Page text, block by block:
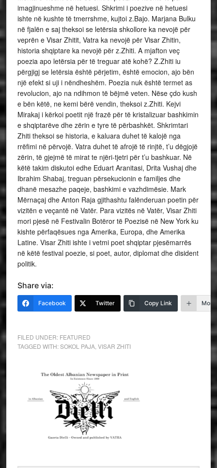
imagjinueshme në hetuesi. Shkrimi i poezive në hetuesi
ishte në kushte të tmerrshme, kujtoi z.Bajo. Marjana Bulku
në fjalën e saj theksoi se letërsia shkollore ka nevojë për
veprën e Visar Zhitit, Vatra ka nevojë për Visar Zhitin,
historia shqiptare ka nevojë për z.Zhiti. A mjafton veç
poezia apo letërsia për të treguar atë kohë? Z.Zhiti iu
përgjigj se letërsia është përjetim, është emocion, ajo bën
një efekt si uji i nëndheshëm. Poezia nuk është termet as
revolucion, ajo na ndihmon të bëjmë veten. Nëse çdo kush
e bën këtë, ne kemi bërë vendin, theksoi z.Zhiti. Kejvi
Mirakaj i kërkoi poetit një frazë për të kristalizuar bashkimin
e shqiptarëve dhe zërin e tyre të përbashkët. Shkrimtari
Zhiti theksoi se historia, e kaluara duhet të kalojë nga
rrëfimi në përvojë. Vatra duhet të afrojë të rinjtë, t’u dëgjojë
zërin, të gjejmë të mirat te njëri-tjetri për t’u bashkuar. Në
këtë takim diskutoi edhe Eduart Aranitasi, Drita Vushaj dhe
Ibrahim Shabaj, treguan përsekucionin e familjes dhe
dhanë mesazhe paqeje, bashkimi e vazhdimësie. Mark
Mërnaçaj dhe Anton Raja gjithashtu falënderuan poetin për
vizitën e veçantë në Vatër. Para vizitës në Vatër, Visar Zhiti
mori pjesë në Festivalin Botëror të Poezisë në New York ku
kishte përfaqësues nga Amerika, Europa, dhe Amerika
Latine. Visar Zhiti ishte i vetmi poet shqiptar pjesëmarrës
në këtë festival poezie, si poet, autor, diplomat dhe disident
politik.
Share via:
Facebook Twitter Copy Link More
FILED UNDER: FEATURED
TAGGED WITH:SOKOL PAJA, VISAR ZHITI